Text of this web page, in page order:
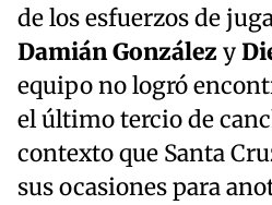
de los esfuerzos de
Damián González y
equipo no logró
el último tercio de
contexto que Santa
sus ocasiones para